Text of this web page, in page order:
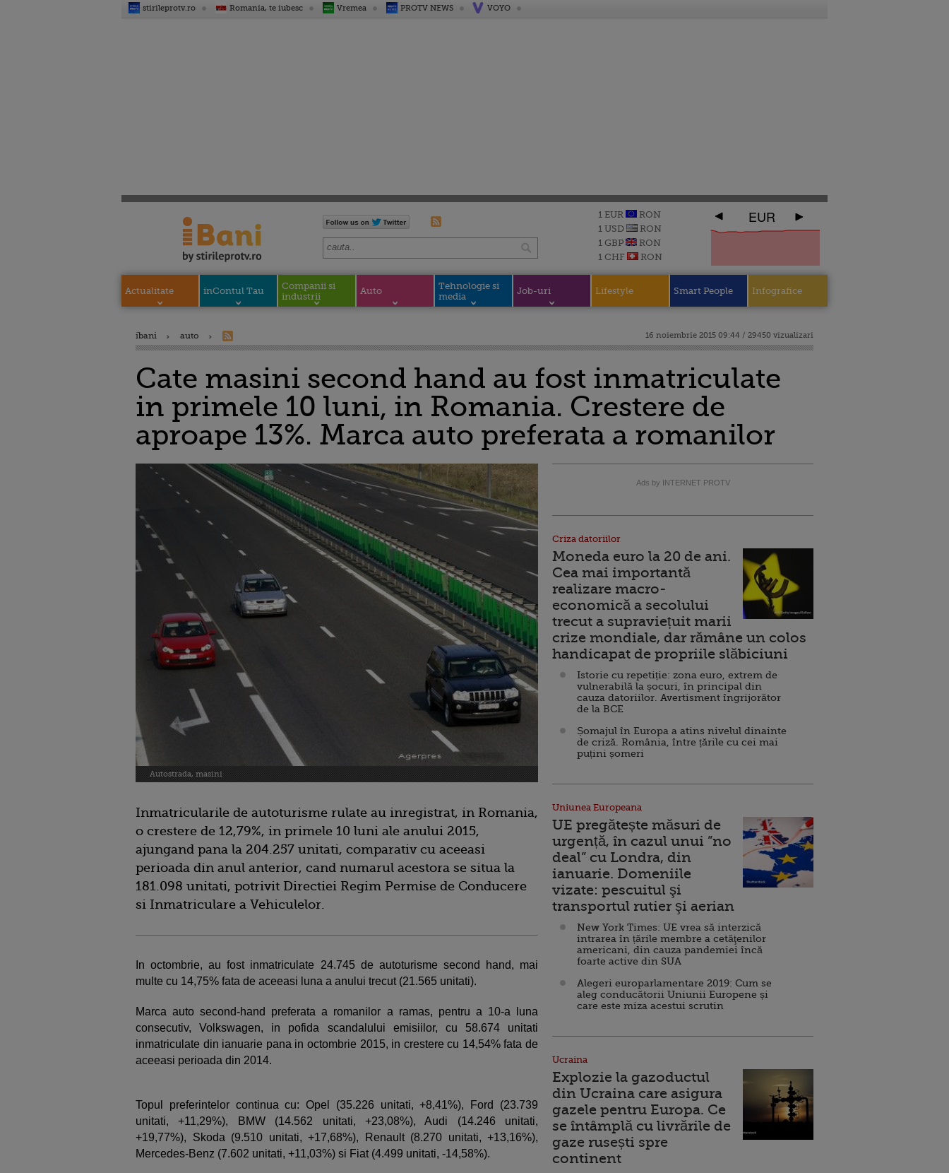
stirileprotv.ro Romania, te iubesc Vremea PROTV NEWS VOYO
1 EUR
RON
1 USD
RON
1 GBP
RON
1 CHF
RON
EUR
Actualitate inContul Tau
Companii si
industrii
Auto
Tehnologie si
media
Job-uri Lifestyle Smart People Infografice
ibani auto 16 noiembrie 2015 09:44 / 29450 vizualizari
Cate masini second hand au fost inmatriculate
in primele 10 luni, in Romania. Crestere de
aproape 13%. Marca auto preferata a romanilor
Autostrada, masini
Inmatricularile de autoturisme rulate au inregistrat, in Romania,
o crestere de 12,79%, in primele 10 luni ale anului 2015,
ajungand pana la 204.257 unitati, comparativ cu aceeasi
perioada din anul anterior, cand numarul acestora se situa la
181.098 unitati, potrivit Directiei Regim Permise de Conducere
si Inmatriculare a Vehiculelor.
In octombrie, au fost inmatriculate 24.745 de autoturisme second hand, mai
multe cu 14,75% fata de aceeasi luna a anului trecut (21.565 unitati).
Marca auto second-hand preferata a romanilor a ramas, pentru a 10-a luna
consecutiv, Volkswagen, in pofida scandalului emisiilor, cu 58.674 unitati
inmatriculate din ianuarie pana in octombrie 2015, in crestere cu 14,54% fata de
aceeasi perioada din 2014.
Topul preferintelor continua cu: Opel (35.226 unitati, +8,41%), Ford (23.739
unitati, +11,29%), BMW (14.562 unitati, +23,08%), Audi (14.246 unitati,
+19,77%), Skoda (9.510 unitati, +17,68%), Renault (8.270 unitati, +13,16%),
Mercedes-Benz (7.602 unitati, +11,03%) si Fiat (4.499 unitati, -14,58%).
Ads by INTERNET PROTV
Criza datoriilor
Moneda euro la 20 de ani.
Cea mai importantă
realizare macro-
economică a secolului
trecut a supraviețuit marii
crize mondiale, dar rămâne un colos
handicapat de propriile slăbiciuni
Istorie cu repetiție: zona euro, extrem de
vulnerabilă la șocuri, în principal din
cauza datoriilor. Avertisment îngrijorător
de la BCE
Șomajul în Europa a atins nivelul dinainte
de criză. România, între țările cu cei mai
puțini șomeri
Uniunea Europeana
UE pregătește măsuri de
urgență, în cazul unui ”no
deal” cu Londra, din
ianuarie. Domeniile
vizate: pescuitul şi
transportul rutier şi aerian
New York Times: UE vrea să interzică
intrarea în țările membre a cetăţenilor
americani, din cauza pandemiei încă
foarte active din SUA
Alegeri europarlamentare 2019: Cum se
aleg conducătorii Uniunii Europene și
care este miza acestui scrutin
Ucraina
Explozie la gazoductul
din Ucraina care asigura
gazele pentru Europa. Ce
se întâmplă cu livrările de
gaze rusești spre
continent